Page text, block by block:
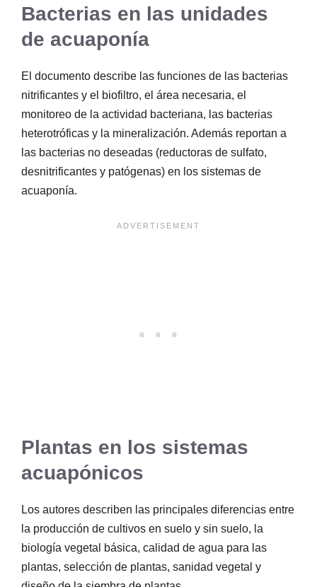
Bacterias en las unidades
de acuaponía
El documento describe las funciones de las bacterias
nitrificantes y el biofiltro, el área necesaria, el
monitoreo de la actividad bacteriana, las bacterias
heterotróficas y la mineralización. Además reportan a
las bacterias no deseadas (reductoras de sulfato,
desnitrificantes y patógenas) en los sistemas de
acuaponía.
Plantas en los sistemas
acuapónicos
Los autores describen las principales diferencias entre
la producción de cultivos en suelo y sin suelo, la
biología vegetal básica, calidad de agua para las
plantas, selección de plantas, sanidad vegetal y